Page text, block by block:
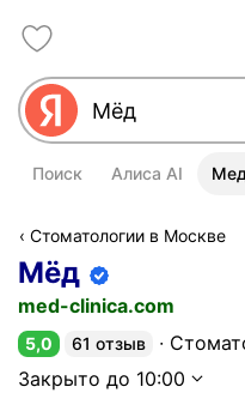
Поиск Алиса AI
Стоматологии в Москве
Мёд
Информация
med-clinica.com
Рейтинг 5,0 из 5
5,0 61 отзыв
Закрыто до 10:00